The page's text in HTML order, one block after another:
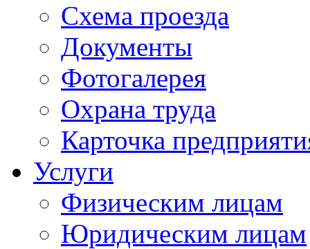
Схема проезда
Документы
Фотогалерея
Охрана труда
Карточка
Услуги
Физическим лицам
Юридическим лицам